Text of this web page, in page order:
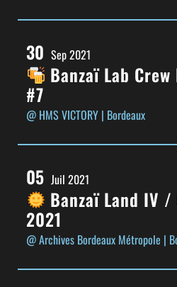
30 Sep 2021
Banzaï Lab
#7
@ HMS VICTORY | Bordeaux
05 Juil 2021
Banzaï Land IV
2021
@ Archives Bordeaux Métropole |